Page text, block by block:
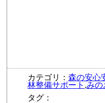
カテゴリ： 森の安心
林整備サポート ,み
タグ：